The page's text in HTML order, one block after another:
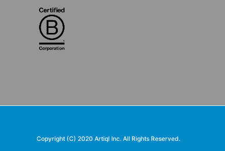
Copyright (C) 2020 Artiql Inc. All Rights Reserved.